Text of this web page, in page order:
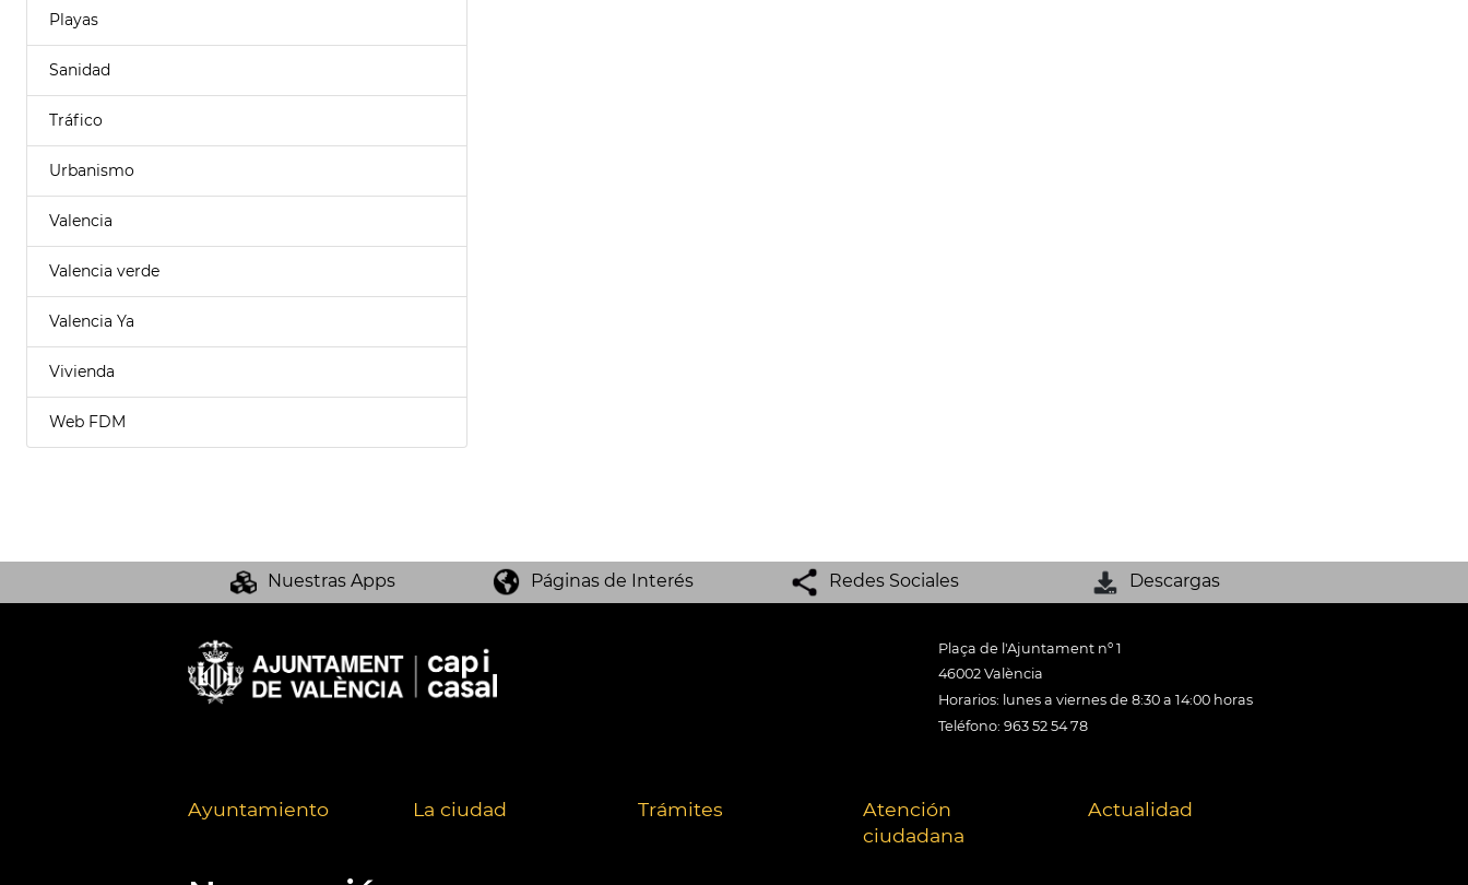
Playas
Sanidad
Tráfico
Urbanismo
Valencia
Valencia verde
Valencia Ya
Vivienda
Web FDM
Nuestras Apps Páginas de Interés Redes Sociales Descargas
Plaça de l'Ajuntament nº 1
46002 València
Horarios: lunes a viernes de 8:30 a 14:00 horas
Teléfono: 963 52 54 78
Ayuntamiento La ciudad Trámites
Atención
ciudadana
Actualidad